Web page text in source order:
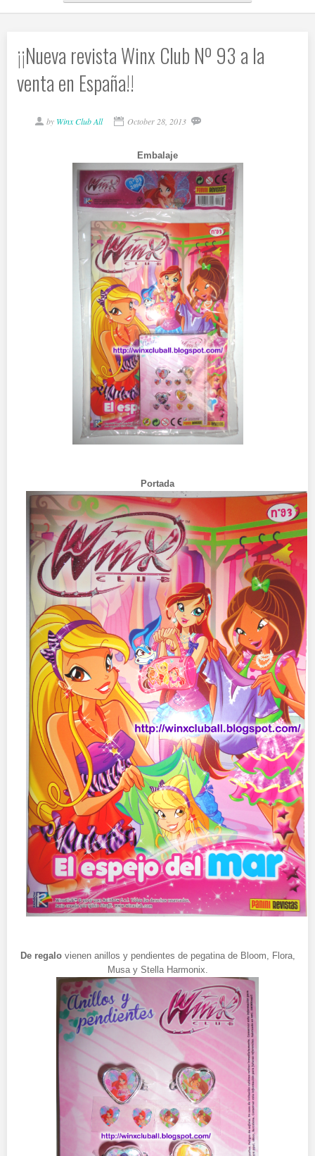
¡¡Nueva revista Winx Club Nº 93 a la
venta en España!!
by Winx Club All October 28, 2013
Embalaje
Portada
De regalovienen anillos y pendientes de pegatina de Bloom, Flora,
Musa y Stella Harmonix.